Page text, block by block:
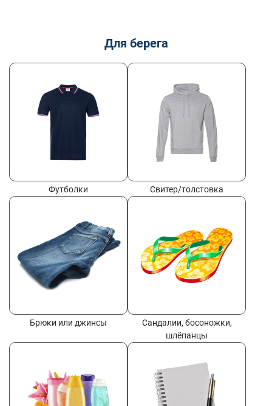
Для берега
Футболки Свитер/толстовка
Брюки или джинсы
Сандалии, босоножки,
шлёпанцы